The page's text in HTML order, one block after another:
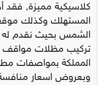
كلاسيكية مميزة, فقد
المستهلك وكذلك
الشمس بحيث نقدم له
تركيب مظلات مواقف
المملكة بمواصفات
وبعروض اسعار منافسة